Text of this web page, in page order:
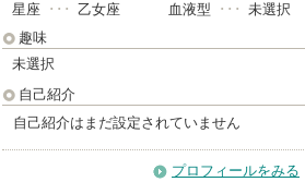
星座 ･･･ 乙女座 血液型 ･･･ 未選択
趣味
未選択
自己紹介
自己紹介はまだ設定されていません
プロフィールをみる